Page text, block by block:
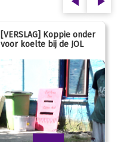
[VERSLAG] Koppie onder
voor koelte bij de JOL